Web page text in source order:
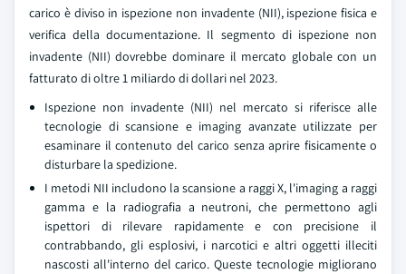
carico è diviso in ispezione non invadente (NII), ispezione fisica e
verifica della documentazione. Il segmento di ispezione non
invadente (NII) dovrebbe dominare il mercato globale con un
fatturato di oltre 1 miliardo di dollari nel 2023.
Ispezione non invadente (NII) nel mercato si riferisce alle
tecnologie di scansione e imaging avanzate utilizzate per
esaminare il contenuto del carico senza aprire fisicamente o
disturbare la spedizione.
I metodi NII includono la scansione a raggi X, l'imaging a raggi
gamma e la radiografia a neutroni, che permettono agli
ispettori di rilevare rapidamente e con precisione il
contrabbando, gli esplosivi, i narcotici e altri oggetti illeciti
nascosti all'interno del carico. Queste tecnologie migliorano